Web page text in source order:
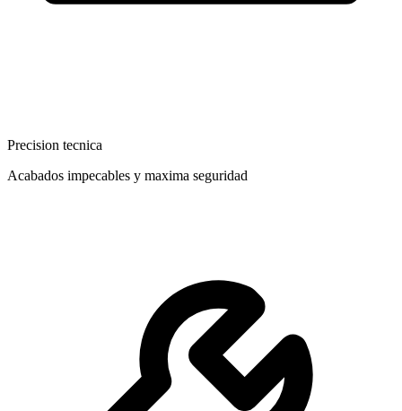
Precision tecnica
Acabados impecables y maxima seguridad